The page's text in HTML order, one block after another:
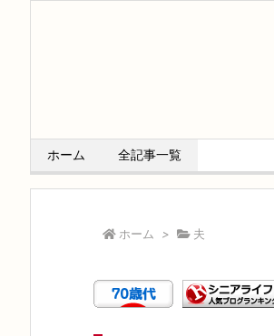
ホーム 全記事一覧
ホーム > 夫